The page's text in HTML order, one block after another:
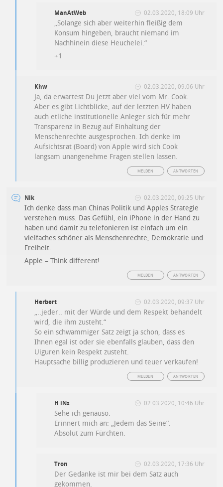
ManAtWeb 02.03.2020, 18:09 Uhr
„Solange sich aber weiterhin fleißig dem
Konsum hingeben, braucht niemand im
Nachhinein diese Heuchelei.“
+1
Khw 02.03.2020, 09:06 Uhr
Ja, da erwartest Du jetzt aber viel vom Mr. Cook.
Aber es gibt Lichtblicke, auf der letzten HV haben
auch etliche institutionelle Anleger sich für mehr
Transparenz in Bezug auf Einhaltung der
Menschenrechte ausgesprochen. Ich denke im
Aufsichtsrat (Board) von Apple wird sich Cook
langsam unangenehme Fragen stellen lassen.
ANTWORTEN
MELDEN
Nik 02.03.2020, 09:25 Uhr
Ich denke dass man Chinas Politik und Apples Strategie
verstehen muss. Das Gefühl, ein iPhone in der Hand zu
haben und damit zu telefonieren ist einfach um ein
vielfaches schöner als Menschenrechte, Demokratie und
Freiheit.
Apple – Think different!
ANTWORTEN
MELDEN
Herbert 02.03.2020, 09:37 Uhr
„..jeder.. mit der Würde und dem Respekt behandelt
wird, die ihm zusteht.“
So ein schwammiger Satz zeigt ja schon, dass es
Ihnen egal ist oder sie ebenfalls glauben, dass den
Uiguren kein Respekt zusteht.
Hauptsache billig produzieren und teuer verkaufen!
ANTWORTEN
MELDEN
H iNz 02.03.2020, 10:46 Uhr
Sehe ich genauso.
Erinnert mich an: „Jedem das Seine“.
Absolut zum Fürchten.
Tron 02.03.2020, 17:36 Uhr
Der Gedanke ist mir bei dem Satz auch
gekommen.